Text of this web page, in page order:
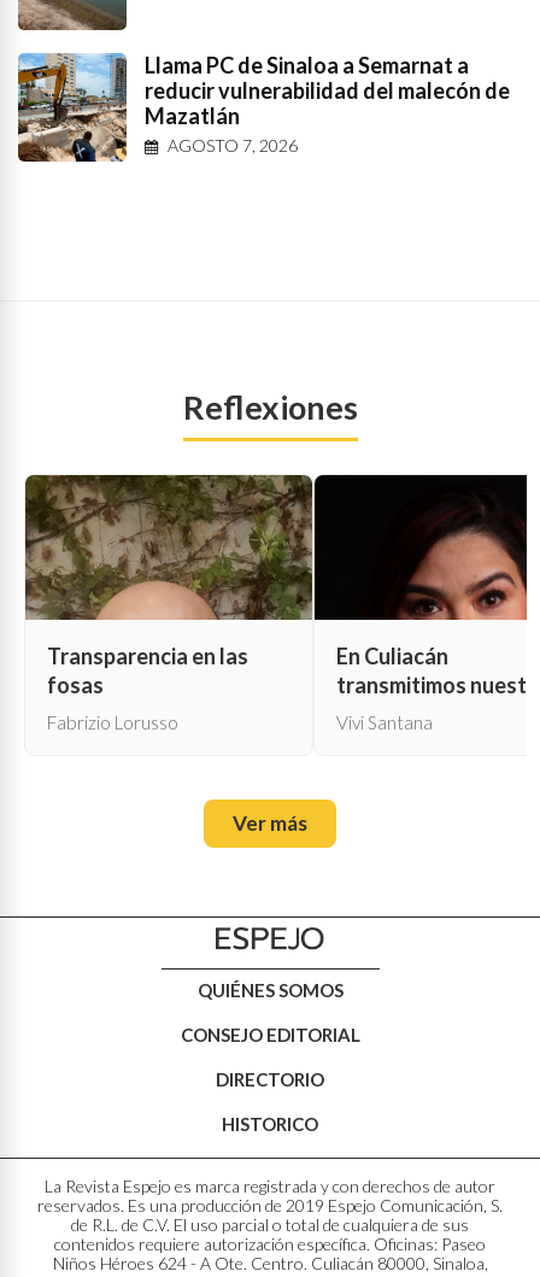
Llama PC de Sinaloa a Semarnat a
reducir vulnerabilidad del malecón de
Mazatlán
AGOSTO 7, 2026
Reflexiones
Transparencia en las
fosas
Fabrizio Lorusso
En Culiacán
transmitimos
propia muerte
Vivi Santana
Ver más
QUIÉNES SOMOS
CONSEJO EDITORIAL
DIRECTORIO
HISTORICO
La Revista Espejo es marca registrada y con derechos de autor
reservados. Es una producción de 2019 Espejo Comunicación, S.
de R.L. de C.V. El uso parcial o total de cualquiera de sus
contenidos requiere autorización específica. Oficinas: Paseo
Niños Héroes 624 - A Ote. Centro. Culiacán 80000, Sinaloa,